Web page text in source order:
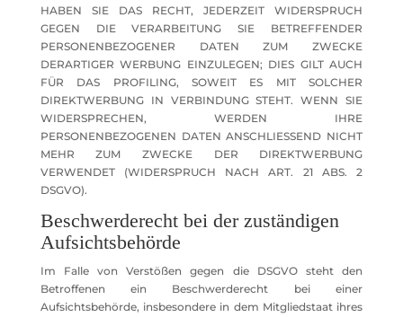
HABEN SIE DAS RECHT, JEDERZEIT WIDERSPRUCH
GEGEN DIE VERARBEITUNG SIE BETREFFENDER
PERSONENBEZOGENER DATEN ZUM ZWECKE
DERARTIGER WERBUNG EINZULEGEN; DIES GILT AUCH
FÜR DAS PROFILING, SOWEIT ES MIT SOLCHER
DIREKTWERBUNG IN VERBINDUNG STEHT. WENN SIE
WIDERSPRECHEN, WERDEN IHRE
PERSONENBEZOGENEN DATEN ANSCHLIESSEND NICHT
MEHR ZUM ZWECKE DER DIREKTWERBUNG
VERWENDET (WIDERSPRUCH NACH ART. 21 ABS. 2
DSGVO).
Beschwerde­recht bei der zuständigen
Aufsichts­behörde
Im Falle von Verstößen gegen die DSGVO steht den
Betroffenen ein Beschwerderecht bei einer
Aufsichtsbehörde, insbesondere in dem Mitgliedstaat ihres